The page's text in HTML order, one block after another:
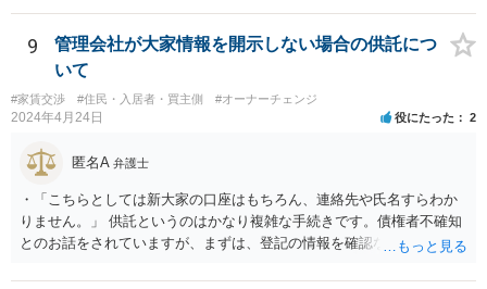
違反として損害賠償請求が認められる可能性があります。 4. 本件の給
湯管は壁体内に埋設されており、購入時の目視確認が困難でした。こ
のような隠れた部分の損傷は、契約不適合責任の対象となり得るでし
ょうか？ なりえます。 壁体内に埋設されているなど、購入時の通常の
注意では発見できない「隠れた」部分の損傷も、契約不適合責任の対
象となり得ます。「瑕疵」とは、目的物が通常有すべき品質・性能を
瑕疵の成否を直接左右するものではありません。
聞かせください。
9
管理会社が大家情報を開示しない場合の供託につ
いて
#家賃交渉 #住民・入居者・買主側 #オーナーチェンジ
2024年4月24日 役にたった 2
匿名A 弁護士
・「こちらとしては新大家の口座はもちろん、連絡先や氏名すらわか
りません。」 供託というのはかなり複雑な手続きです。債権者不確知
とのお話をされていますが、まずは、登記の情報を確認なさってくだ